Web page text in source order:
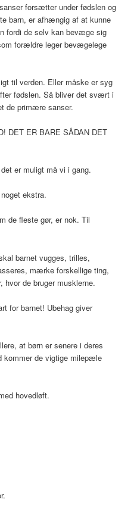
forsætter under fødslen og
barn, er afhængig af at kunne
fordi de selv kan bevæge sig
forældre leger bevægelege
til verden. Eller måske er syg
fødslen. Så bliver det svært i
de primære sanser.
DET ER BARE SÅDAN DET
er muligt må vi i gang.
ekstra.
de fleste gør, er nok. Til
barnet vugges, trilles,
mærke forskellige ting,
de bruger musklerne.
for barnet! Ubehag giver
at børn er senere i deres
de vigtige milepæle
hovedløft.